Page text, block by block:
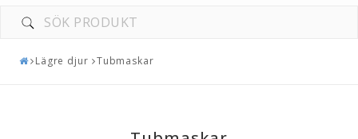
Lägre djur Tubmaskar